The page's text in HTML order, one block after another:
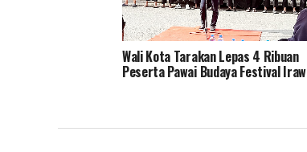
Wali Kota Tarakan Lepas 4 Ribuan
Peserta Pawai Budaya Festival Iraw